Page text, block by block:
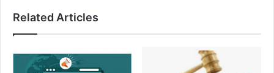
Related Articles